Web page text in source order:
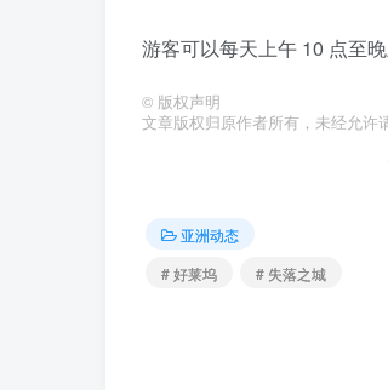
游客可以每天上午 10 点至
© 版权声明
文章版权归原作者所有，未经允许
亚洲动态
# 好莱坞
# 失落之城